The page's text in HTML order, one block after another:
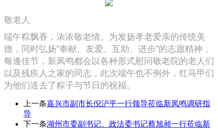
敬老人
端午粽飘香，浓浓敬老情。为发扬孝老爱亲的传统美
德，同时弘扬“奉献、友爱、互助、进步”的志愿精神，
每逢佳节，新凤鸣都会以各种形式慰问敬老院的老人们
以及残疾人之家的同志，此次端午也不例外，红马甲们
为他们送去了粽子与节日的祝福。
上一条嘉兴市副市长倪沪平一行领导莅临新凤鸣调研指
导
下一条湖州市委副书记、政法委书记蔡旭昶一行莅临新